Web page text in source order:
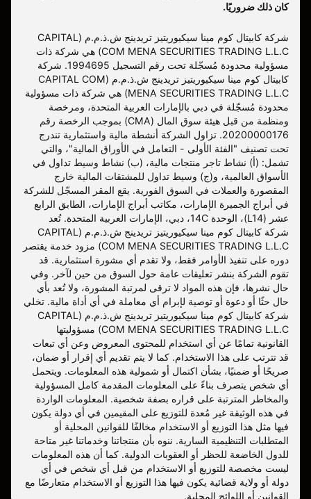
كان ذلك ضروريًا.
شركة كابيتال كوم مينا سيكيوريتيز تريدينج ش.ذ.م.م (CAPITAL
COM MENA SECURITIES TRADING L.L.C) هي شركة ذات
مسؤولية محدودة مُسجّلة تحت رقم التسجيل 1994695. شركة
كابيتال كوم مينا سيكيوريتيز تريدينج ش.ذ.م.م (CAPITAL COM
MENA SECURITIES TRADING L.L.C) هي شركة ذات مسؤولية
محدودة مُسجّلة في دبي بالإمارات العربية المتحدة، ومرخصة
ومنظمة من قبل هيئة سوق المال (CMA) بموجب الرخصة رقم
20200000176. تزاول الشركة أنشطة مالية واستثمارية تندرج
تحت تصنيف "الفئة الأولى - التعامل في الأوراق المالية"، والتي
تشمل: (أ) نشاط تاجر منتجات مالية، (ب) نشاط وسيط تداول في
الأسواق العالمية، و(ج) وسيط تداول للمشتقات المالية خارج
المقصورة والعملات في السوق الفورية. يقع المقر المسجّل للشركة
في أبراج الجميرة الإمارات، مكاتب أبراج الإمارات، الطابق الرابع
عشر (L14)، الوحدة 14C، دبي، الإمارات العربية المتحدة. تُعد
شركة كابيتال كوم مينا سيكيوريتيز تريدينج ش.ذ.م.م (CAPITAL
COM MENA SECURITIES TRADING L.L.C) مزود خدمة يقتصر
دوره على تنفيذ الأوامر فقط، ولا تقدم أي مشورة استثمارية. قد
تقوم الشركة بنشر تعليقات عامة حول السوق من حين لآخر. وفي
حال نشرها، فإن هذه المواد لا ترقى لمرتبة المشورة، ولا تُعد بأي
حال حثًا أو دعوة أو توصية لإبرام أي معاملة في أي أداة مالية. تخلي
شركة كابيتال كوم مينا سيكيوريتيز تريدينج ش.ذ.م.م (CAPITAL
COM MENA SECURITIES TRADING L.L.C) مسؤوليتها
القانونية تمامًا عن أي استخدام للمحتوى المعروض وعن أي تبعات
قد تترتب على هذا الاستخدام. كما لا يتم تقديم أي إقرار أو ضمان،
صريحًا أو ضمنيًا، بشأن اكتمال أو شمولية هذه المعلومات. ويتحمل
أي شخص يتصرف بناءً على المعلومات المقدمة كامل المسؤولية
والمخاطر المترتبة على قراره بصفة شخصية. المعلومات الواردة
في هذه الوثيقة غير مُعدة للتوزيع على المقيمين في أي دولة يكون
فيها مثل هذا التوزيع أو الاستخدام مخالفًا للقوانين المحلية أو
المتطلبات التنظيمية السارية. ننوه بأن منتجاتنا وخدماتنا غير متاحة
للدول الخاضعة للحظر أو العقوبات الدولية. كما أن هذه المعلومات
ليست مخصصة للتوزيع أو الاستخدام من قبل أي شخص في أي
دولة أو ولاية قضائية يكون فيها هذا التوزيع أو الاستخدام متعارضًا مع
القوانين أو اللوائح المحلية.